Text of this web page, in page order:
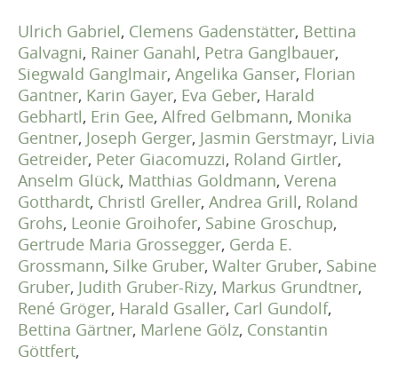
Ulrich Gabriel, Clemens Gadenstätter, Bettina
Galvagni, Rainer Ganahl, Petra Ganglbauer,
Siegwald Ganglmair, Angelika Ganser, Florian
Gantner, Karin Gayer, Eva Geber, Harald
Gebhartl, Erin Gee, Alfred Gelbmann, Monika
Gentner, Joseph Gerger, Jasmin Gerstmayr, Livia
Getreider, Peter Giacomuzzi, Roland Girtler,
Anselm Glück, Matthias Goldmann, Verena
Gotthardt, Christl Greller, Andrea Grill, Roland
Grohs, Leonie Groihofer, Sabine Groschup,
Gertrude Maria Grossegger, Gerda E.
Grossmann, Silke Gruber, Walter Gruber, Sabine
Gruber, Judith Gruber-Rizy, Markus Grundtner,
René Gröger, Harald Gsaller, Carl Gundolf,
Bettina Gärtner, Marlene Gölz, Constantin
Göttfert,